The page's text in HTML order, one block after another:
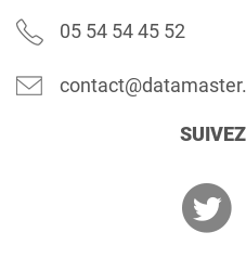
05 54 54 45 52